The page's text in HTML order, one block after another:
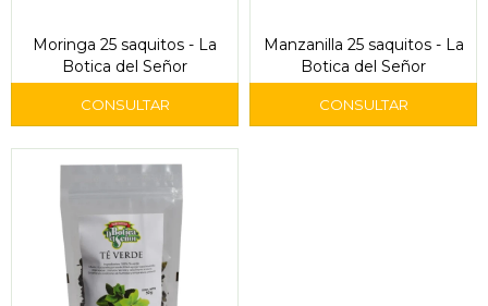
Moringa 25 saquitos - La
Botica del Señor
Manzanilla 25 saquitos - La
Botica del Señor